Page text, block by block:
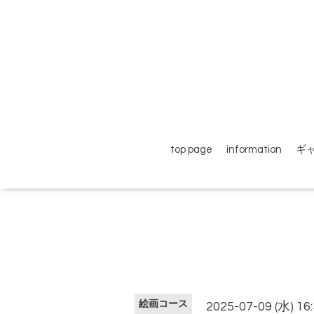
top page information ギ
絵画コース 2025-07-09 (水)